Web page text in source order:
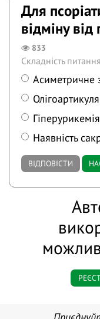
Для
відміну
833
Складність
Асиметричне
Гіперурикемія
Наявність
ВІДПОВІСТИ